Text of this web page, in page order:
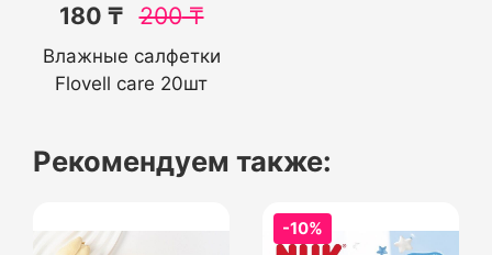
180 ₸ 200₸
Влажные салфетки
Flovell care 20шт
Рекомендуем также:
-10%